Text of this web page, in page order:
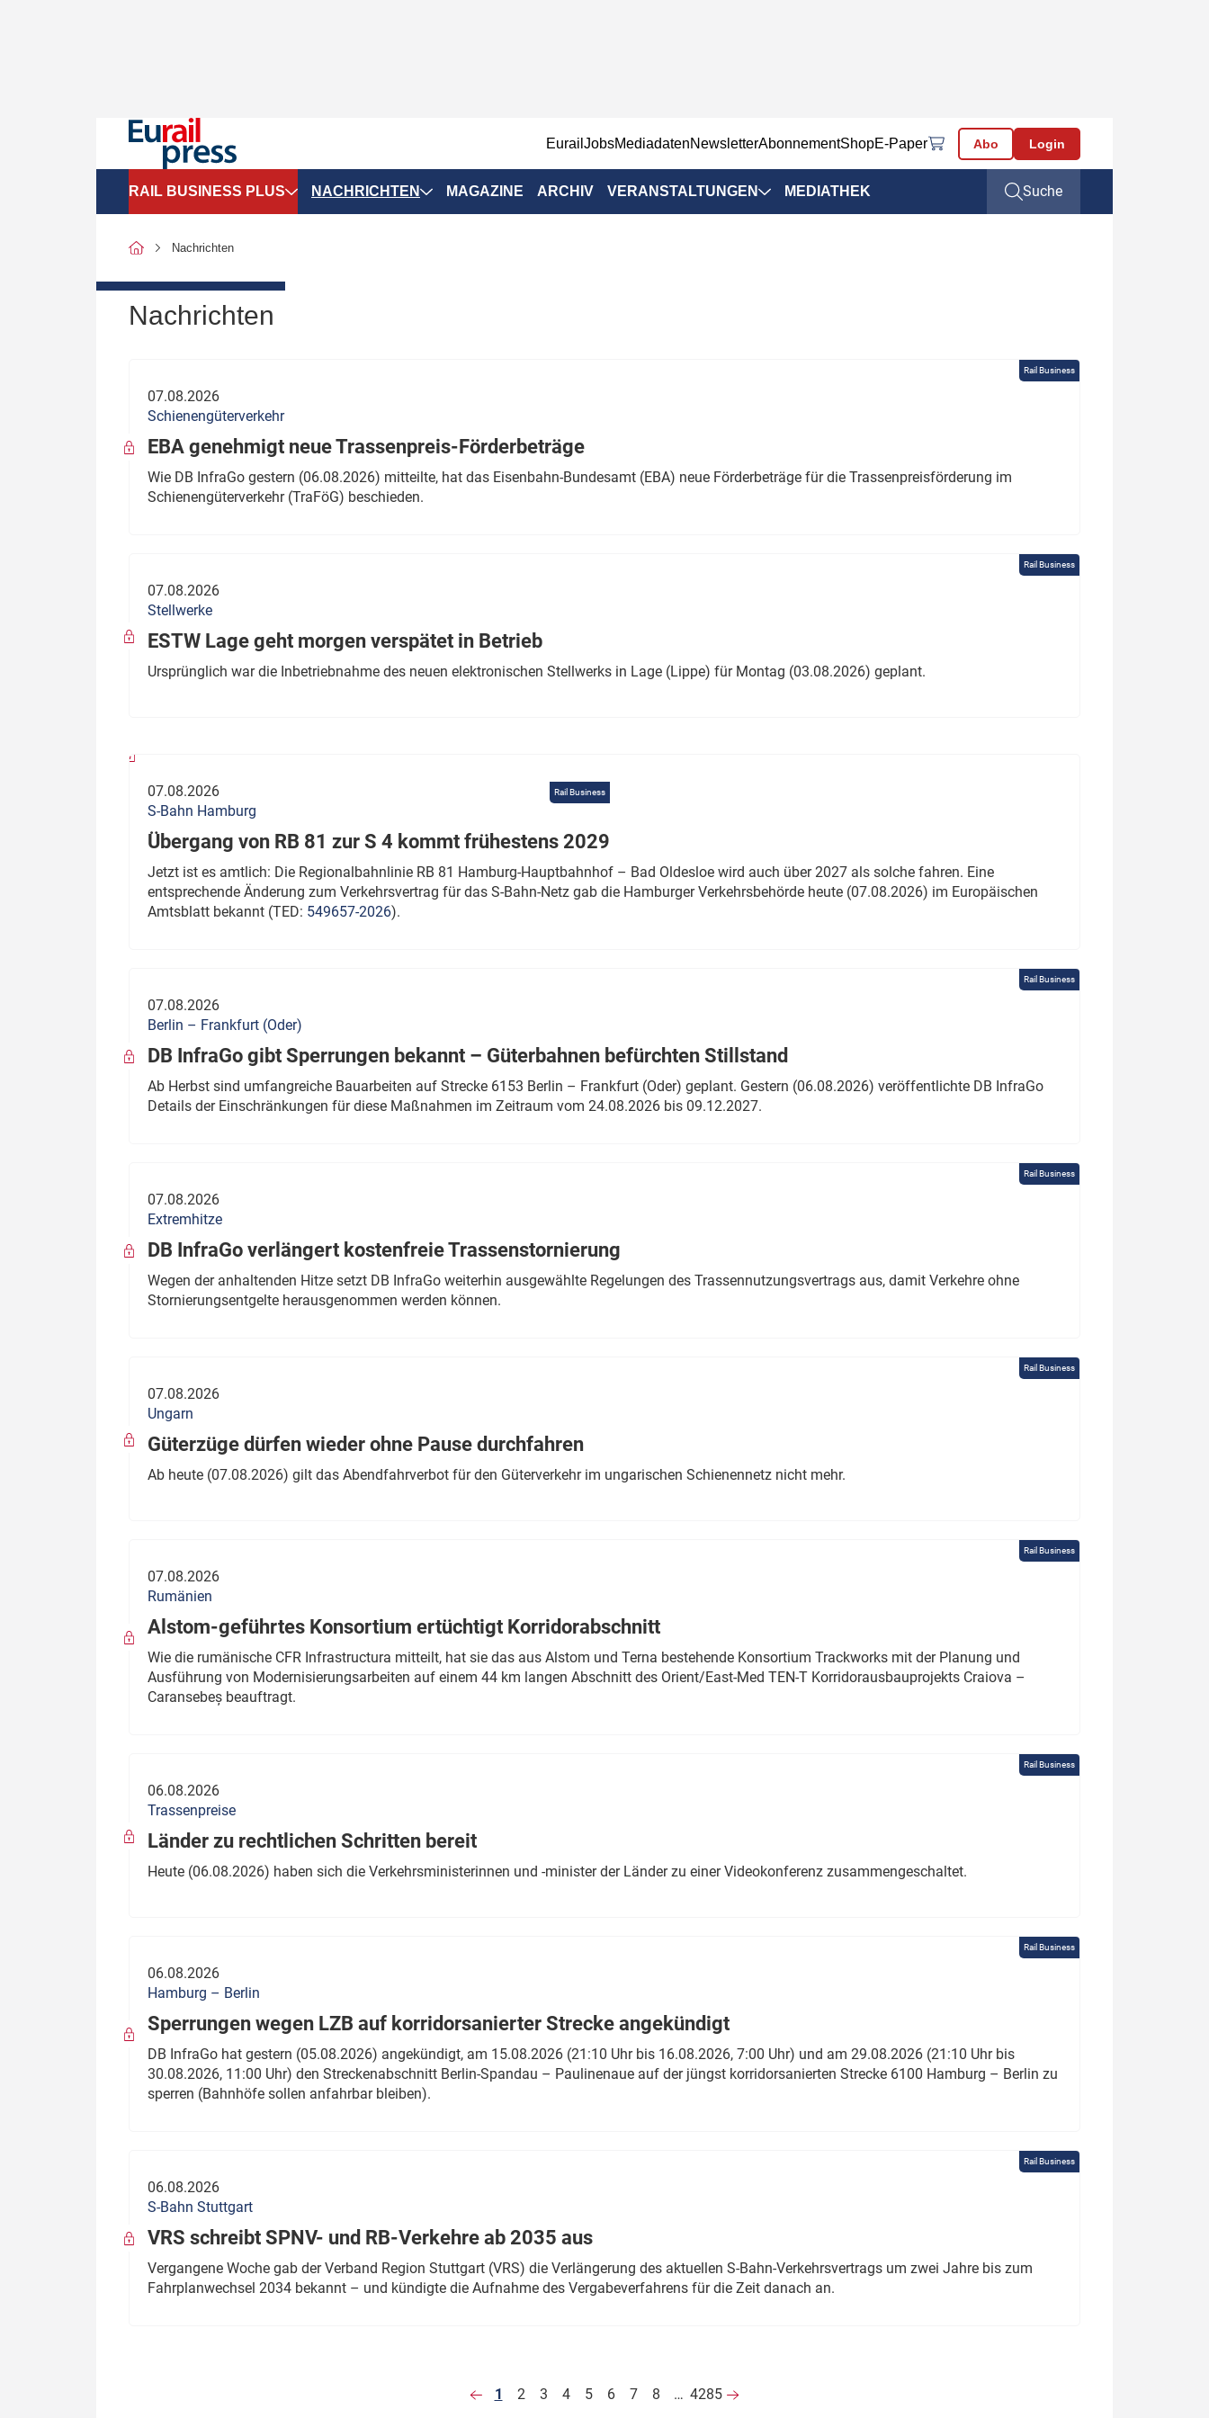
EurailJobsMediadatenNewsletterAbonnementShopE-Paper Abo Login
RAIL BUSINESS PLUS
SPNV-Marktdaten
Politik
Verbände: Wer spricht für
wen?
Thema des Monats
Dossier: Generalsanierung
Dossier: ETCS
NACHRICHTEN
Infrastruktur & Ausrüstung
ÖPNV
MAGAZINE ARCHIV VERANSTALTUNGEN MEDIATHEK Suche
Nachrichten
Nachrichten
Rail Business
07.08.2026
Schienengüterverkehr
EBA genehmigt neue Trassenpreis-Förderbeträge
Wie DB InfraGo gestern (06.08.2026) mitteilte, hat das Eisenbahn-Bundesamt (EBA) neue Förderbeträge für die Trassenpreisförderung im
Schienengüterverkehr (TraFöG) beschieden.
Rail Business
07.08.2026
Stellwerke
ESTW Lage geht morgen verspätet in Betrieb
Ursprünglich war die Inbetriebnahme des neuen elektronischen Stellwerks in Lage (Lippe) für Montag (03.08.2026) geplant.
Rail Business
07.08.2026
S-Bahn Hamburg
Übergang von RB 81 zur S 4 kommt frühestens 2029
Jetzt ist es amtlich: Die Regionalbahnlinie RB 81 Hamburg-Hauptbahnhof – Bad Oldesloe wird auch über 2027 als solche fahren. Eine
entsprechende Änderung zum Verkehrsvertrag für das S-Bahn-Netz gab die Hamburger Verkehrsbehörde heute (07.08.2026) im Europäischen
Amtsblatt bekannt (TED: 549657-2026).
Rail Business
07.08.2026
Berlin – Frankfurt (Oder)
DB InfraGo gibt Sperrungen bekannt – Güterbahnen befürchten Stillstand
Ab Herbst sind umfangreiche Bauarbeiten auf Strecke 6153 Berlin – Frankfurt (Oder) geplant. Gestern (06.08.2026) veröffentlichte DB InfraGo
Details der Einschränkungen für diese Maßnahmen im Zeitraum vom 24.08.2026 bis 09.12.2027.
Rail Business
07.08.2026
Extremhitze
DB InfraGo verlängert kostenfreie Trassenstornierung
Wegen der anhaltenden Hitze setzt DB InfraGo weiterhin ausgewählte Regelungen des Trassennutzungsvertrags aus, damit Verkehre ohne
Stornierungsentgelte herausgenommen werden können.
Rail Business
07.08.2026
Ungarn
Güterzüge dürfen wieder ohne Pause durchfahren
Ab heute (07.08.2026) gilt das Abendfahrverbot für den Güterverkehr im ungarischen Schienennetz nicht mehr.
Rail Business
07.08.2026
Rumänien
Alstom-geführtes Konsortium ertüchtigt Korridorabschnitt
Wie die rumänische CFR Infrastructura mitteilt, hat sie das aus Alstom und Terna bestehende Konsortium Trackworks mit der Planung und
Ausführung von Modernisierungsarbeiten auf einem 44 km langen Abschnitt des Orient/East-Med TEN-T Korridorausbauprojekts Craiova –
Caransebeș beauftragt.
Rail Business
06.08.2026
Trassenpreise
Länder zu rechtlichen Schritten bereit
Heute (06.08.2026) haben sich die Verkehrsministerinnen und -minister der Länder zu einer Videokonferenz zusammengeschaltet.
Rail Business
06.08.2026
Hamburg – Berlin
Sperrungen wegen LZB auf korridorsanierter Strecke angekündigt
DB InfraGo hat gestern (05.08.2026) angekündigt, am 15.08.2026 (21:10 Uhr bis 16.08.2026, 7:00 Uhr) und am 29.08.2026 (21:10 Uhr bis
30.08.2026, 11:00 Uhr) den Streckenabschnitt Berlin-Spandau – Paulinenaue auf der jüngst korridorsanierten Strecke 6100 Hamburg – Berlin zu
sperren (Bahnhöfe sollen anfahrbar bleiben).
Rail Business
06.08.2026
S-Bahn Stuttgart
VRS schreibt SPNV- und RB-Verkehre ab 2035 aus
Vergangene Woche gab der Verband Region Stuttgart (VRS) die Verlängerung des aktuellen S-Bahn-Verkehrsvertrags um zwei Jahre bis zum
Fahrplanwechsel 2034 bekannt – und kündigte die Aufnahme des Vergabeverfahrens für die Zeit danach an.
1 2 3 4 5 6 7 8 … 4285